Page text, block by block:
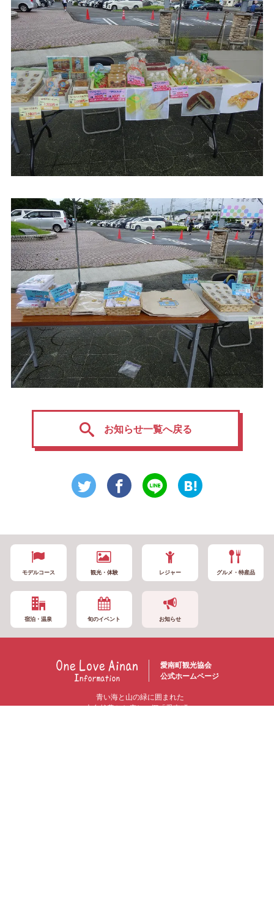
お知らせ一覧へ戻る
モデルコース 観光・体験 レジャー グルメ・特産品
宿泊・温泉 旬のイベント お知らせ
愛南町観光協会
公式ホームページ
青い海と山の緑に囲まれた
大自然豊かな癒しの郷「愛南町」